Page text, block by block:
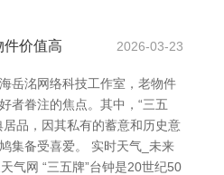
件价值高 2026-03-23
岳洺网络科技工作室，老物件
者眷注的焦点。其中，“三五
居品，因其私有的蓄意和历史意
集备受喜爱。 实时天气_未来
气网 “三五牌”台钟是20世纪50